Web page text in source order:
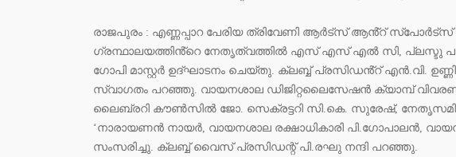
രാജപുരം : എണ്ണപ്പാറ പേരിയ ത്രിവേണി ആർട്സ് ആൻ്റ്
ഗ്രന്ഥാലയത്തിൻ്റെ നേതൃത്വത്തിൽ എസ് എസ് എൽ സി, പ്ലസ്ടു
ഗോപി മാസ്റ്റർ ഉദ്ഘാടനം ചെയ്തു. ക്ലബ്ബ് പ്രസിഡൻ്റ് എൻ.വി.
സ്വാഗതം പറഞ്ഞു. വായനശാല ഡിജിറ്റലൈസേഷൻ ക്യാമ്പ്
ലൈബ്രറി കൗൺസിൽ ജോ. സെക്രട്ടറി സി.കെ. സുരേഷ്,
‘നാരായണൻ നായർ, വായനശാല രക്ഷാധികാരി പി.ഗോപാലൻ,
സംസരിച്ചു. ക്ലബ്ബ് വൈസ് പ്രസിഡന്റ് പി.രഘു നന്ദി പറഞ്ഞു.